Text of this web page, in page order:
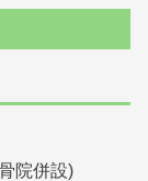
院併設)